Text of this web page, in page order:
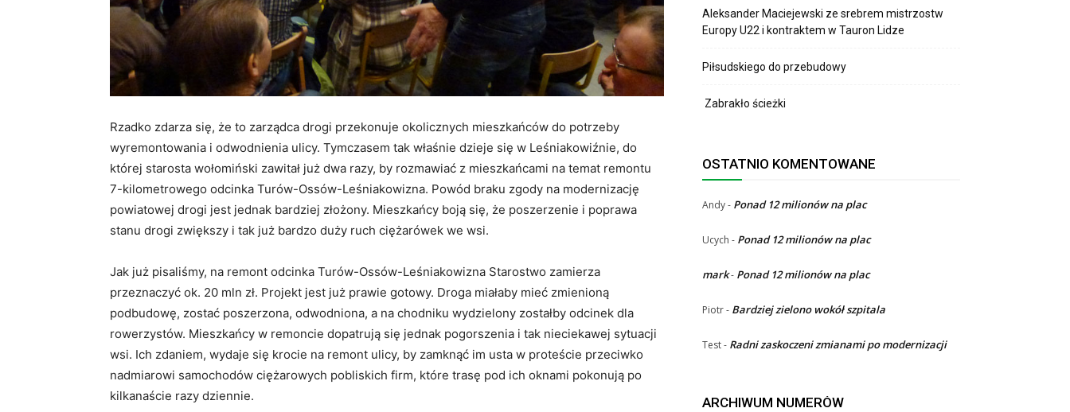
Rzadko zdarza się, że to zarządca drogi przekonuje okolicznych mieszkańców do potrzeby
wyremontowania i odwodnienia ulicy. Tymczasem tak właśnie dzieje się w Leśniakowiźnie, do
której starosta wołomiński zawitał już dwa razy, by rozmawiać z mieszkańcami na temat remontu
7-kilometrowego odcinka Turów-Ossów-Leśniakowizna. Powód braku zgody na modernizację
powiatowej drogi jest jednak bardziej złożony. Mieszkańcy boją się, że poszerzenie i poprawa
stanu drogi zwiększy i tak już bardzo duży ruch ciężarówek we wsi.
Jak już pisaliśmy, na remont odcinka Turów-Ossów-Leśniakowizna Starostwo zamierza
przeznaczyć ok. 20 mln zł. Projekt jest już prawie gotowy. Droga miałaby mieć zmienioną
podbudowę, zostać poszerzona, odwodniona, a na chodniku wydzielony zostałby odcinek dla
rowerzystów. Mieszkańcy w remoncie dopatrują się jednak pogorszenia i tak nieciekawej sytuacji
wsi. Ich zdaniem, wydaje się krocie na remont ulicy, by zamknąć im usta w proteście przeciwko
nadmiarowi samochodów ciężarowych pobliskich firm, które trasę pod ich oknami pokonują po
kilkanaście razy dziennie.
Aleksander Maciejewski ze srebrem mistrzostw
Europy U22 i kontraktem w Tauron Lidze
Piłsudskiego do przebudowy
Zabrakło ścieżki
OSTATNIO KOMENTOWANE
Andy- Ponad 12 milionów na plac
Ucych - Ponad 12 milionów na plac
mark- Ponad 12 milionów na plac
Piotr- Bardziej zielono wokół szpitala
Test- Radni zaskoczeni zmianami po modernizacji
ARCHIWUM NUMERÓW